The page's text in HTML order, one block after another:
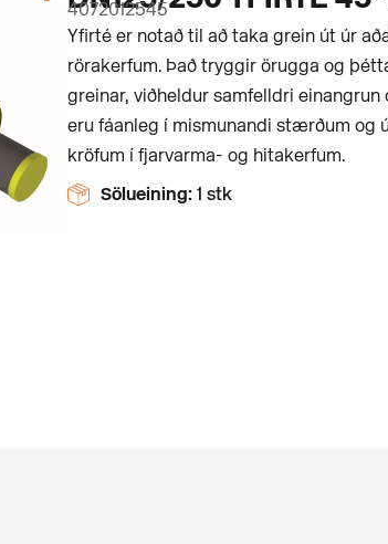
4072012545
Yfirté er notað til að taka grein út úr
rörakerfum. Það tryggir örugga og
greinar, viðheldur samfelldri
eru fáanleg í mismunandi stærðum
kröfum í fjarvarma- og hitakerfum.
Sölueining: 1 stk